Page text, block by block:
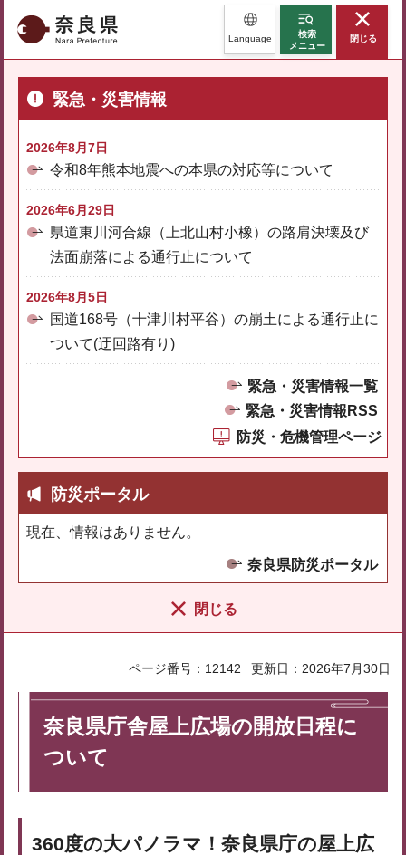
奈良県 Language
検索
メニュー
閉じる
緊急・災害情報
2026年8月7日
令和8年熊本地震への本県の対応等について
2026年6月29日
県道東川河合線（上北山村小橡）の路肩決壊及び
法面崩落による通行止について
2026年8月5日
国道168号（十津川村平谷）の崩土による通行止に
ついて(迂回路有り)
緊急・災害情報一覧
緊急・災害情報RSS
防災・危機管理ページ
防災ポータル
現在、情報はありません。
奈良県防災ポータル
閉じる
ページ番号：12142 更新日：2026年7月30日
奈良県庁舎屋上広場の開放日程に
ついて
360度の大パノラマ！奈良県庁の屋上広